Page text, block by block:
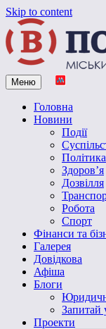
Skip to content
Vpoltave.info
Полтавський портал
Меню
Головна
Новини
Події
Політика
Здоров’я
Дозвілля
Робота
Спорт
Фінанси та
Галерея
Довідкова
Афіша
Блоги
Запитай
Проекти